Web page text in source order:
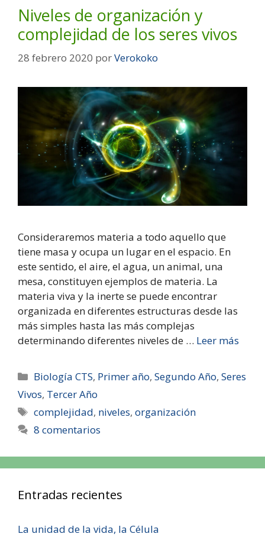
Niveles de organización y
complejidad de los seres vivos
28 febrero 2020 porVerokoko
Consideraremos materia a todo aquello que
tiene masa y ocupa un lugar en el espacio. En
este sentido, el aire, el agua, un animal, una
mesa, constituyen ejemplos de materia. La
materia viva y la inerte se puede encontrar
organizada en diferentes estructuras desde las
más simples hasta las más complejas
determinando diferentes niveles de … Leer más
Biología CTS, Primer año,Segundo Año,Seres
Vivos, Tercer Año
complejidad, niveles,organización
8 comentarios
Entradas recientes
La unidad de la vida, la Célula